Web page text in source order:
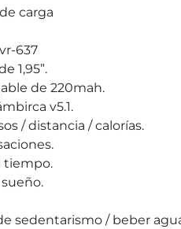
carga
637
1,95”.
de 220mah.
v5.1.
/ distancia / calorías.
tiempo.
sedentarismo / beber